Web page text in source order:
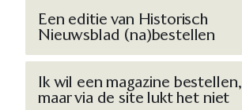
Een editie van Historisch
Nieuwsblad (na)bestellen
Ik wil een magazine bestellen,
maar via de site lukt het niet